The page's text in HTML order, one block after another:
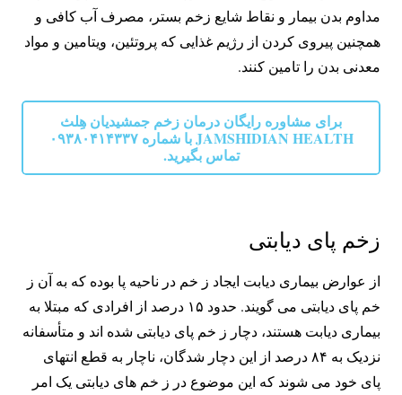
مداوم بدن بیمار و نقاط شایع زخم بستر‌، مصرف آب کافی و
همچنین پیروی کردن از رژیم غذایی که پروتئین، ویتامین و مواد
معدنی بدن را تامین کنند.
برای مشاوره رایگان درمان زخم جمشیدیان هِلث
JAMSHIDIAN HEALTH با شماره ۰۹۳۸۰۴۱۴۳۳۷
تماس بگیرید.
زخم پای دیابتی
از عوارض بیماری دیابت ایجاد ز خم در ناحیه پا بوده که به آن ز
خم پای دیابتی می گویند. حدود ۱۵ درصد از افرادی که مبتلا به
بیماری دیابت هستند، دچار ز خم پای دیابتی شده‌ اند و متأسفانه
نزدیک به ۸۴ درصد از این دچار شدگان، ناچار به قطع انتهای
پای خود می شوند که این موضوع در ز خم های دیابتی یک امر